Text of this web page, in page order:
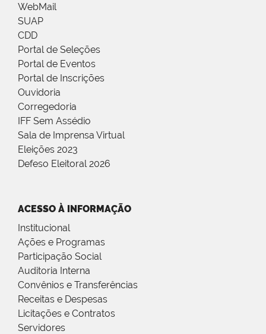
WebMail
SUAP
CDD
Portal de Seleções
Portal de Eventos
Portal de Inscrições
Ouvidoria
Corregedoria
IFF Sem Assédio
Sala de Imprensa Virtual
Eleições 2023
Defeso Eleitoral 2026
ACESSO À INFORMAÇÃO
Institucional
Ações e Programas
Participação Social
Auditoria Interna
Convênios e Transferências
Receitas e Despesas
Licitações e Contratos
Servidores